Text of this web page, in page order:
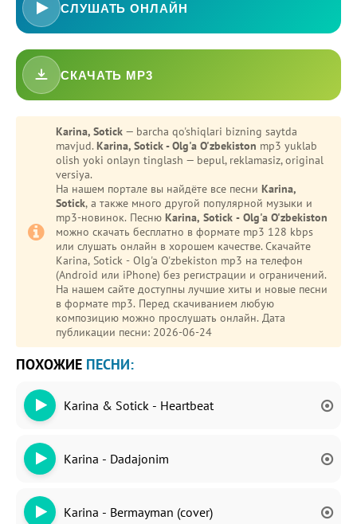
СЛУШАТЬ ОНЛАЙН
СКАЧАТЬ MP3
Karina, Sotick — barcha qo'shiqlari bizning saytda
mavjud. Karina, Sotick - Olg'a O'zbekiston mp3 yuklab
olish yoki onlayn tinglash — bepul, reklamasiz, original
versiya.
На нашем портале вы найдёте все песни Karina,
Sotick, а также много другой популярной музыки и
mp3-новинок. Песню Karina, Sotick - Olg'a O'zbekiston
можно скачать бесплатно в формате mp3 128 kbps
или слушать онлайн в хорошем качестве. Скачайте
Karina, Sotick - Olg'a O'zbekiston mp3 на телефон
(Android или iPhone) без регистрации и ограничений.
На нашем сайте доступны лучшие хиты и новые песни
в формате mp3. Перед скачиванием любую
композицию можно прослушать онлайн. Дата
публикации песни: 2026-06-24
ПОХОЖИЕ ПЕСНИ:
Karina & Sotick - Heartbeat
Karina - Dadajonim
Karina - Bermayman (cover)